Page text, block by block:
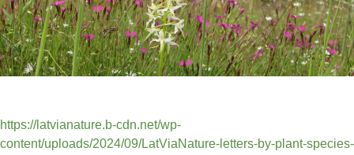
https://latvianature.b-cdn.net/wp-
content/uploads/2024/09/LatViaNature-letters-by-plant-species-